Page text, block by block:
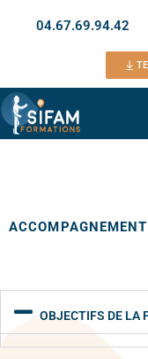
04.67.69.94.42
OBJECTIFS DE LA